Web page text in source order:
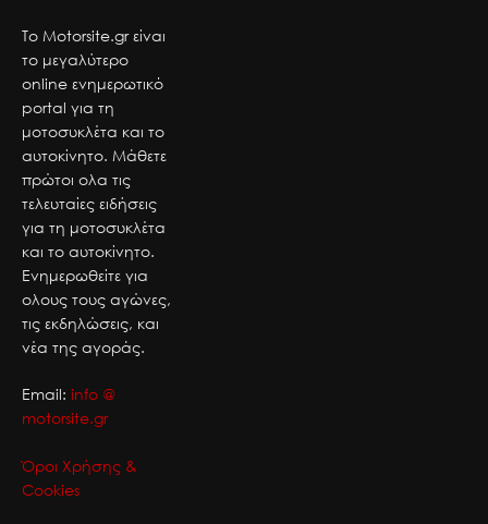
Το Motorsite.gr είναι
το μεγαλύτερο
online ενημερωτικό
portal για τη
μοτοσυκλέτα και το
αυτοκίνητο. Μάθετε
πρώτοι ολα τις
τελευταίες ειδήσεις
για τη μοτοσυκλέτα
και το αυτοκίνητο.
Ενημερωθείτε για
ολους τους αγώνες,
τις εκδηλώσεις, και
νέα της αγοράς.
Email: info @
motorsite.gr
Όροι Χρήσης &
Cookies